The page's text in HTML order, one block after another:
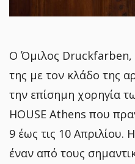
Ο Όμιλος Druckfarben,
της με τον κλάδο της
την επίσημη χορηγία
HOUSE Athens που
9 έως τις 10 Απριλίου.
έναν από τους